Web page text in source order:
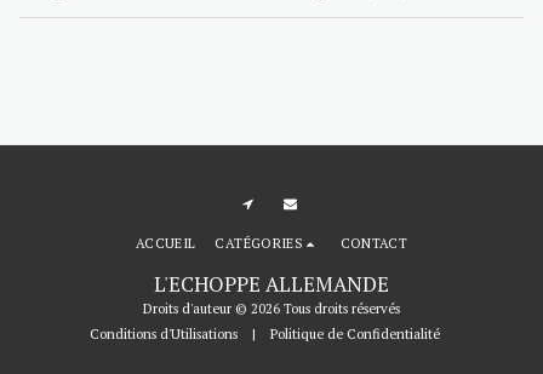
L'ECHOPPE ALLEMANDE
Droits d'auteur © 2026 Tous droits réservés
Conditions d'Utilisations| Politique de Confidentialité
ACCUEIL CATÉGORIES CONTACT